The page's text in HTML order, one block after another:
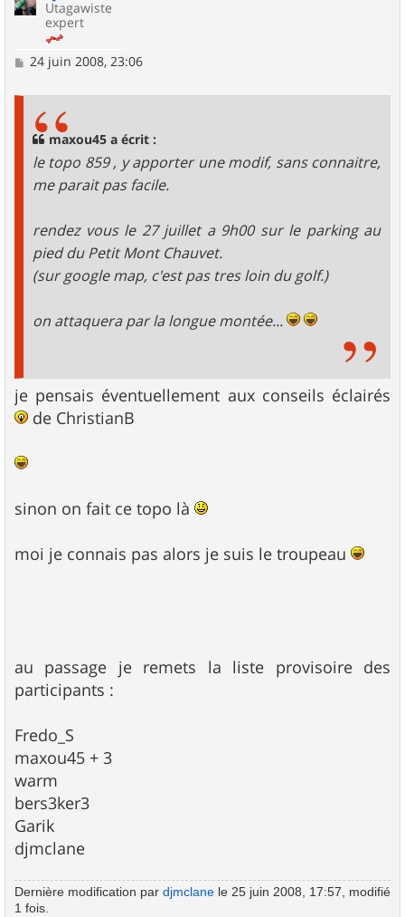
Utagawiste
expert
M
24 juin 2008, 23:06
maxou45 a écrit :
le topo 859 , y apporter une modif, sans connaitre,
me parait pas facile.
rendez vous le 27 juillet a 9h00 sur le parking au
pied du Petit Mont Chauvet.
(sur google map, c'est pas tres loin du golf.)
on attaquera par la longue montée...
je pensais éventuellement aux conseils éclairés
de ChristianB
sinon on fait ce topo là
moi je connais pas alors je suis le troupeau
au passage je remets la liste provisoire des
participants :
Fredo_S
maxou45 + 3
warm
bers3ker3
Garik
djmclane
Dernière modification par djmclane le 25 juin 2008, 17:57, modifié
1 fois.